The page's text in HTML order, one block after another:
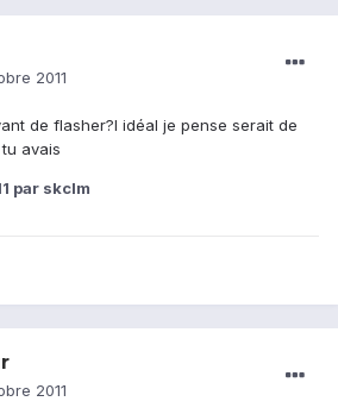
2011
de flasher?l idéal je pense serait de
avais
par skclm
2011